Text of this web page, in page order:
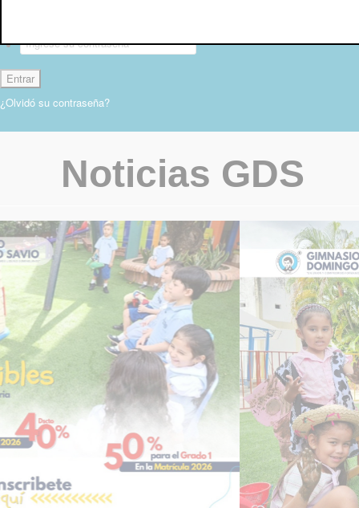
¿Olvidó su contraseña?
Noticias GDS